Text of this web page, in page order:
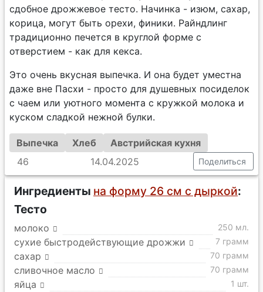
сдобное дрожжевое тесто. Начинка - изюм, сахар,
корица, могут быть орехи, финики. Райндлинг
традиционно печется в круглой форме с
отверстием - как для кекса.
Это очень вкусная выпечка. И она будет уместна
даже вне Пасхи - просто для душевных посиделок
с чаем или уютного момента с кружкой молока и
куском сладкой нежной булки.
Выпечка Хлеб
Австрийская кухня
46
14.04.2025 Поделиться
Ингредиенты на форму 26 см с дыркой:
Тесто
молоко 250 мл.
сухие быстродействующие дрожжи 7 грамм
сахар 70 грамм
сливочное масло 70 грамм
яйца 1 шт.